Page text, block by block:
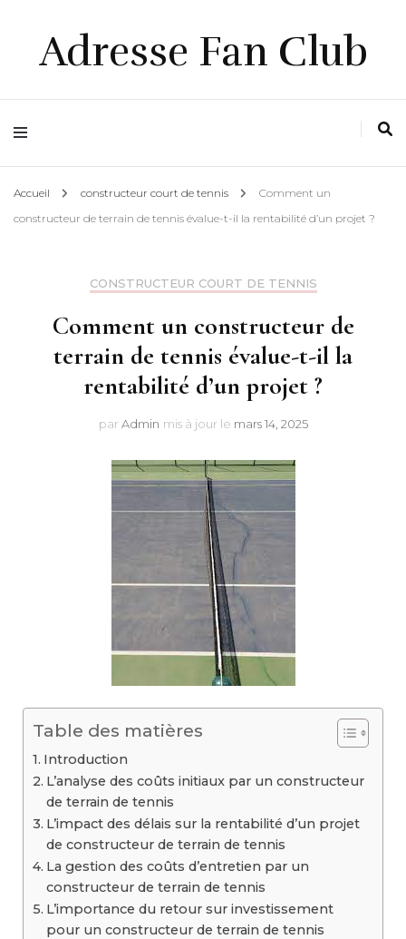
Adresse Fan Club
Accueil constructeur court de tennis
Comment un
constructeur de terrain de tennis évalue-t-il la rentabilité d’un projet ?
CONSTRUCTEUR COURT DE TENNIS
Comment un constructeur de
terrain de tennis évalue-t-il la
rentabilité d’un projet ?
par Admin mis à jour le mars 14, 2025
Table des matières
Introduction
L’analyse des coûts initiaux par un constructeur
de terrain de tennis
L’impact des délais sur la rentabilité d’un projet
de constructeur de terrain de tennis
La gestion des coûts d’entretien par un
constructeur de terrain de tennis
L’importance du retour sur investissement
pour un constructeur de terrain de tennis